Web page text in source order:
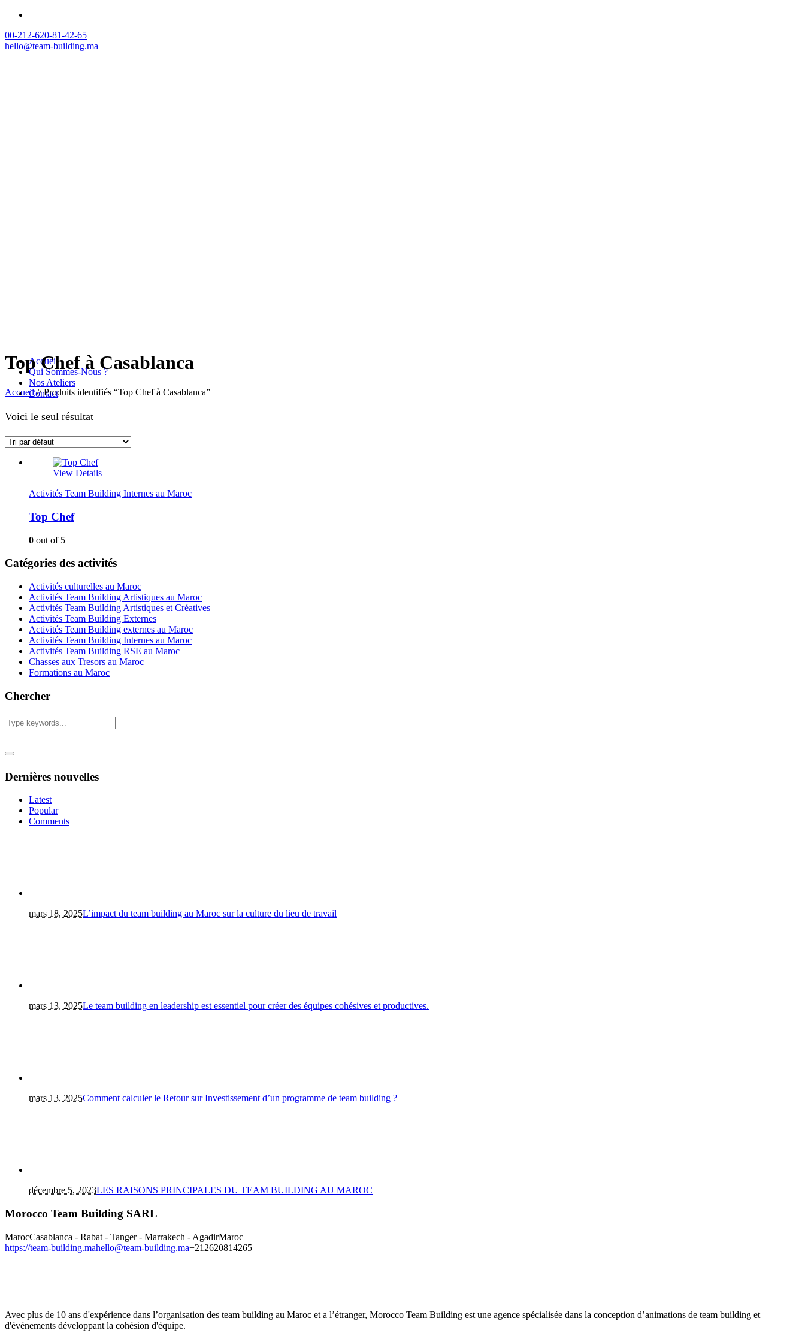
00-212-620-81-42-65
hello@team-building.ma
Accueil
Qui Sommes-Nous ?
Nos Ateliers
Contact
Top Chef à Casablanca
Accueil//Produits identifiés “Top Chef à Casablanca”
Voici le seul résultat
View Details
Activités Team Building Internes au Maroc
Top Chef
0 out of 5
Catégories des activités
Activités culturelles au Maroc
Activités Team Building Artistiques au Maroc
Activités Team Building Artistiques et Créatives
Activités Team Building Externes
Activités Team Building externes au Maroc
Activités Team Building Internes au Maroc
Activités Team Building RSE au Maroc
Chasses aux Tresors au Maroc
Formations au Maroc
Chercher
Dernières nouvelles
Latest
Popular
Comments
mars 18, 2025L’impact du team building au Maroc sur la culture du lieu de travail
mars 13, 2025Le team building en leadership est essentiel pour créer des équipes cohésives et productives.
mars 13, 2025Comment calculer le Retour sur Investissement d’un programme de team building ?
décembre 5, 2023LES RAISONS PRINCIPALES DU TEAM BUILDING AU MAROC
Morocco Team Building SARL
MarocCasablanca - Rabat - Tanger - Marrakech - AgadirMaroc
https://team-building.mahello@team-building.ma+212620814265
Avec plus de 10 ans d'expérience dans l’organisation des team building au Maroc et a l’étranger, Morocco Team Building est une agence spécialisée dans la conception d’animations de team building et
d'événements développant la cohésion d'équipe.